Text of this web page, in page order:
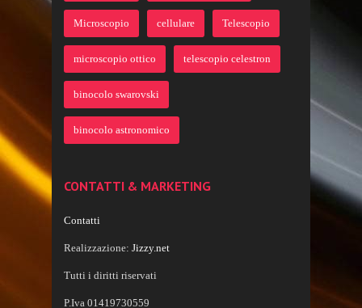
Microscopio cellulare Telescopio
microscopio ottico telescopio celestron
binocolo swarovski
binocolo astronomico
CONTATTI & MARKETING
Contatti
Realizzazione: Jizzy.net
Tutti i diritti riservati
P.Iva 01419730559